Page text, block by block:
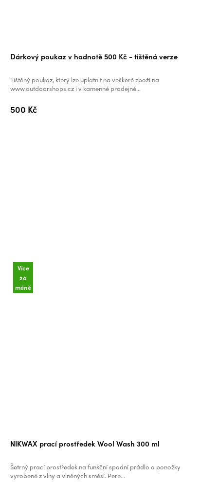
Dárkový poukaz v hodnotě 500 Kč - tištěná verze
500 Kč
Tištěný poukaz, který lze uplatnit na veškeré zboží na
www.outdoorshops.cz i v kamenné prodejně...
Více
za
méně
NIKWAX prací prostředek Wool Wash 300 ml
hodnocení
produktu
je
Šetrný prací prostředek na funkční spodní prádlo a ponožky
vyrobené z vlny a vlněných směsí. Pere...